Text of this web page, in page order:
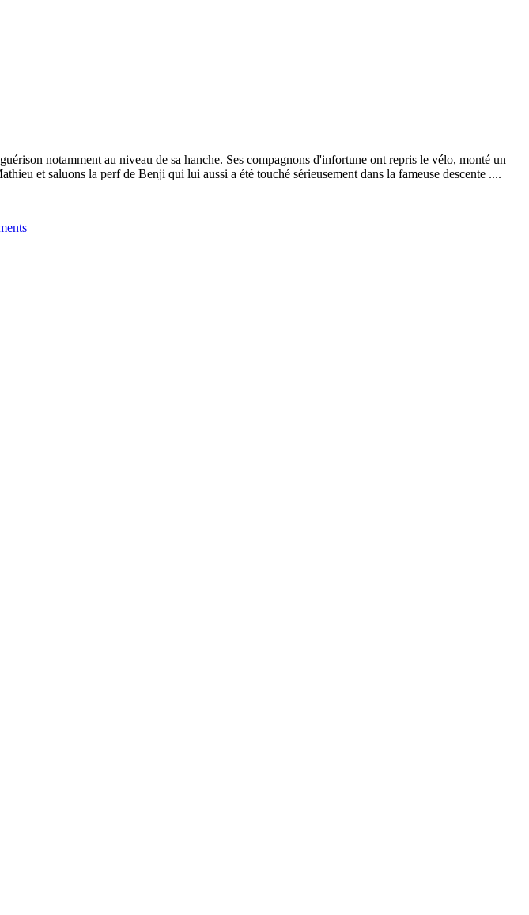
notamment au niveau de sa hanche. Ses compagnons d'infortune ont repris le vélo, monté un
et saluons la perf de Benji qui lui aussi a été touché sérieusement dans la fameuse descente ....